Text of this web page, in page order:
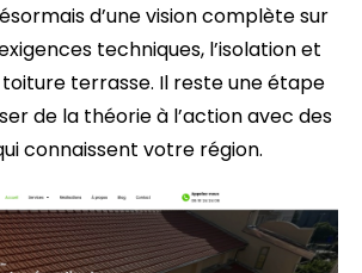
d’une vision complète sur
techniques, l’isolation et
toiture terrasse. Il reste une étape
de la théorie à l’action avec des
connaissent votre région.